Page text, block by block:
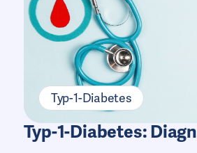
Typ-1-Diabetes
Typ-1-Diabetes: